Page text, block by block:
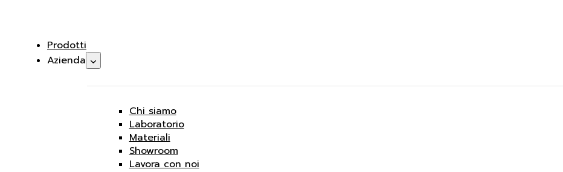
Prodotti
Azienda
Chi siamo
Laboratorio
Materiali
Showroom
Lavora con noi